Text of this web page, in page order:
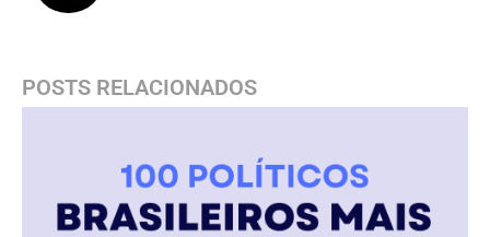
POSTS RELACIONADOS